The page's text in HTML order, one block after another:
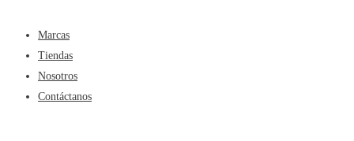
Marcas
Tiendas
Nosotros
Contáctanos